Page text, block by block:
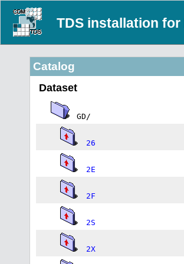
TDS installation for
Catalog
Dataset
GD/
26
2E
2F
2S
2X